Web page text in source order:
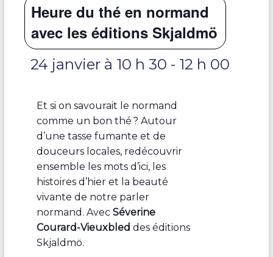
Heure du thé en normand
avec les éditions Skjaldmö
24 janvier à 10 h 30 - 12 h 00
Et si on savourait le normand
comme un bon thé ? Autour
d’une tasse fumante et de
douceurs locales, redécouvrir
ensemble les mots d’ici, les
histoires d’hier et la beauté
vivante de notre parler
normand. Avec Séverine
Courard-Vieuxbled des éditions
Skjaldmö.